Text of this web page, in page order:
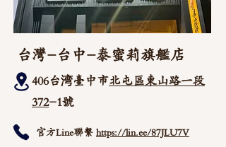
台灣-台中-泰蜜莉旗艦店
406台湾臺中市北屯區東山路一段
372-1號
官方Line聯繫 https://lin.ee/87JLU7V